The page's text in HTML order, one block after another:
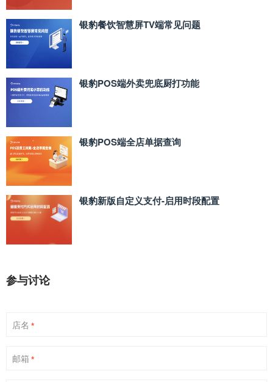
银豹餐饮智慧屏TV端常见问题
银豹POS端外卖兜底厨打功能
银豹POS端全店单据查询
银豹新版自定义支付‑启用时段配置
参与讨论
店名 *
邮箱 *